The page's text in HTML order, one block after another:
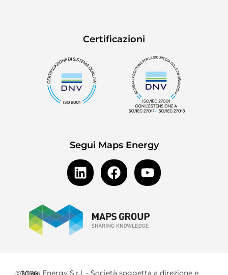
Certificazioni
Segui Maps Energy
Maps Energy S.r.l. - Società soggetta a direzione e